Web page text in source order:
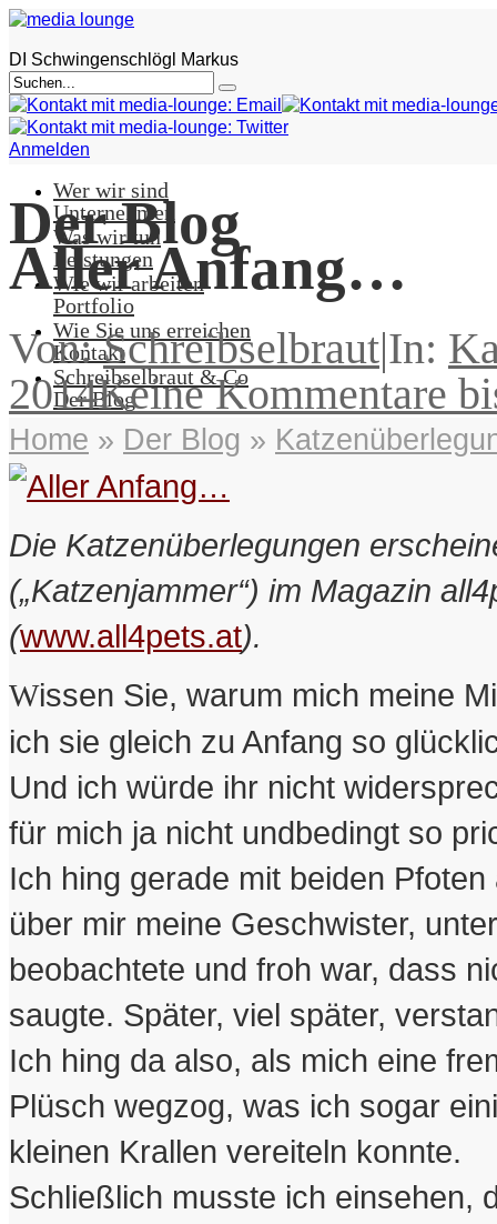
DI Schwingenschlögl Markus
Anmelden
Wer wir sind
Unternehmen
Was wir tun
Leistungen
Wie wir arbeiten
Portfolio
Wie Sie uns erreichen
Kontakt
Schreibselbraut & Co
Der Blog
Der Blog
Aller Anfang…
Von:Schreibselbraut|In:
2014Keine Kommentare
Home » Der Blog »
Die Katzenüberlegungen
(„Katzenjammer“) im Magazin
(www.all4pets.at).
Wissen Sie, warum mich meine
ich sie gleich zu Anfang so
Und ich würde ihr nicht
für mich ja nicht undbedingt so
Ich hing gerade mit beiden
über mir meine Geschwister,
beobachtete und froh war, dass
saugte. Später, viel später,
Ich hing da also, als mich eine
Plüsch wegzog, was ich sogar
kleinen Krallen vereiteln konnte.
Schließlich musste ich einsehen,